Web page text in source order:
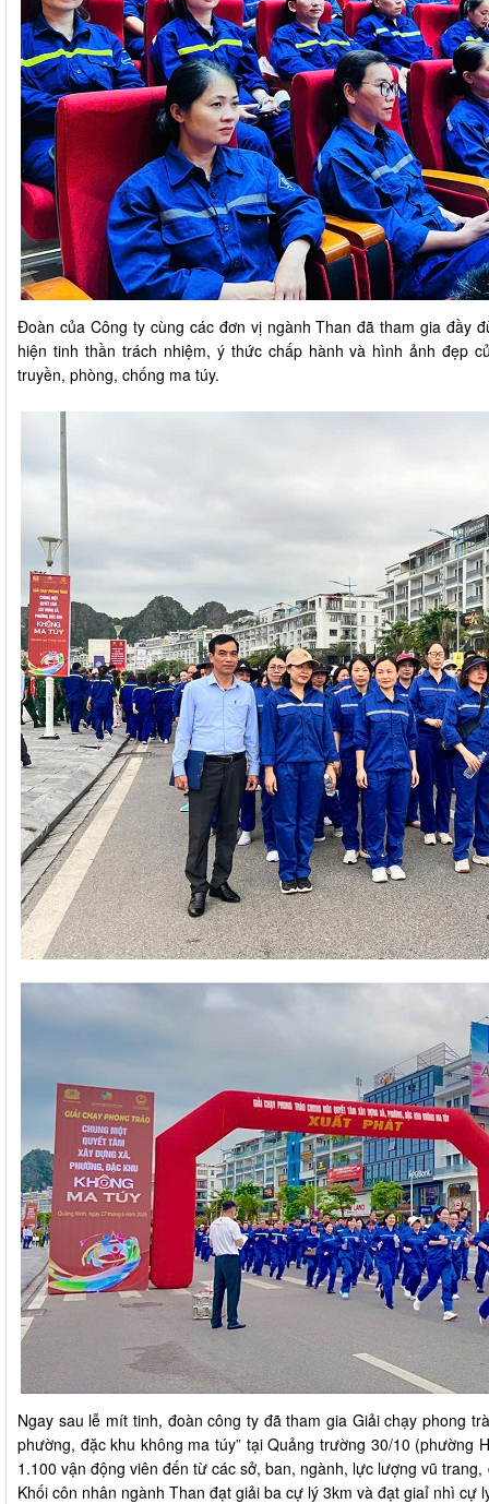
Đoàn của Công ty cùng các đơn vị ngành Than đã tham gia đầy
hiện tinh thần trách nhiệm, ý thức chấp hành và hình ảnh đẹp
truyền, phòng, chống ma túy.
Ngay sau lễ mít tinh, đoàn công ty đã tham gia Giải chạy phong
phường, đặc khu không ma túy” tại Quảng trường 30/10 (phường
1.100 vận động viên đến từ các sở, ban, ngành, lực lượng vũ
Khối côn nhân ngành Than đạt giải ba cự lý 3km và đạt giaỉ nhì cự